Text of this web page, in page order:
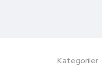
Kategoriler